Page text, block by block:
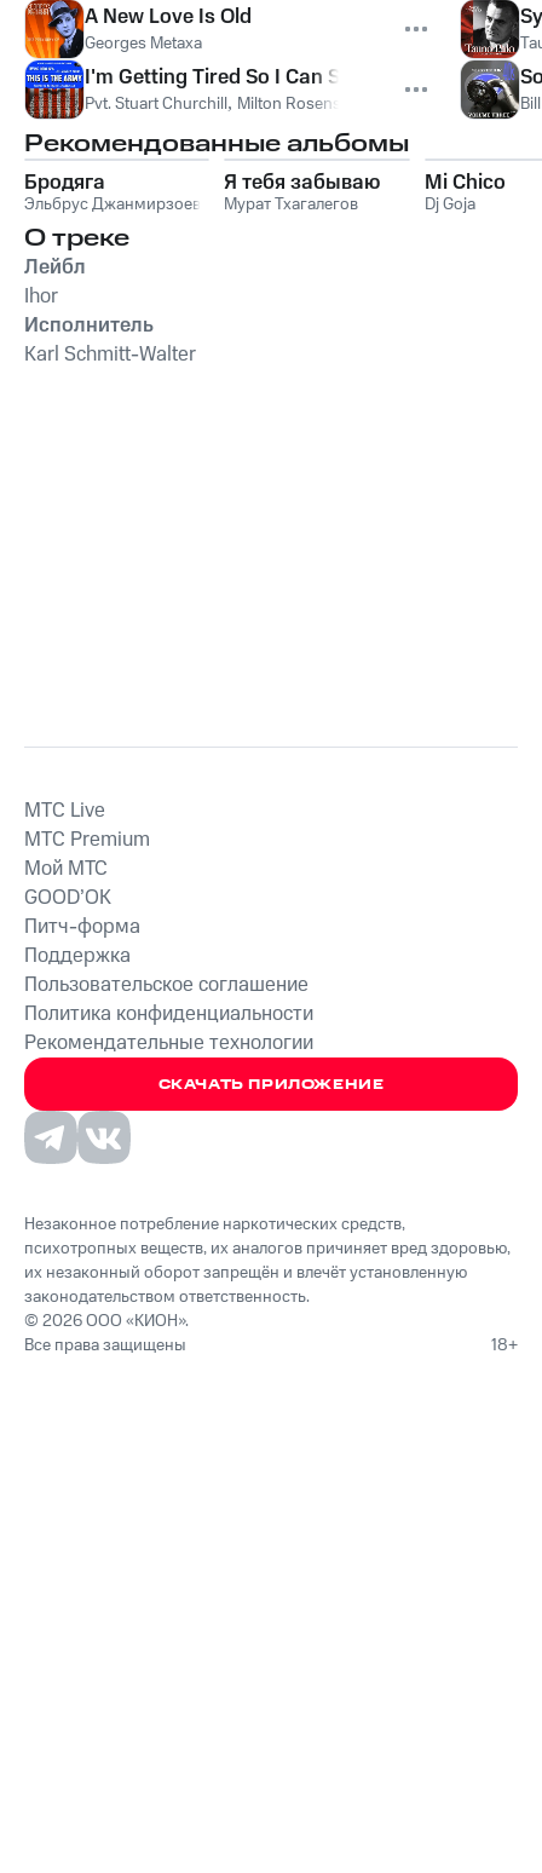
A New Love Is Old
Georges Metaxa
I'm Getting Tired So I Can Sleep
Pvt. Stuart Churchill, Milton Rosenstock Ирвинг Берлин
Рекомендованные альбомы
Бродяга
Эльбрус Джанмирзоев
Я тебя забываю
Мурат Тхагалегов
Mi Chico
Dj Goja
О треке
Лейбл
Ihor
Исполнитель
Karl Schmitt-Walter
СКАЧАТЬ ПРИЛОЖЕНИЕ
MTС Live
MTС Premium
Мой МТС
GOOD’OK
Питч-форма
Поддержка
Пользовательское соглашение
Политика конфиденциальности
Рекомендательные технологии
Незаконное потребление наркотических средств,
психотропных веществ, их аналогов причиняет вред здоровью,
их незаконный оборот запрещён и влечёт установленную
законодательством ответственность.
© 2026 ООО «КИОН».
Все права защищены
18+